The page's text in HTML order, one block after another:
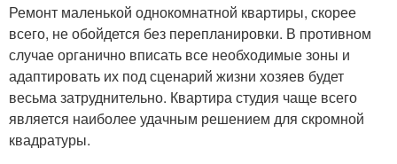
Ремонт маленькой однокомнатной квартиры, скорее
всего, не обойдется без перепланировки. В противном
случае органично вписать все необходимые зоны и
адаптировать их под сценарий жизни хозяев будет
весьма затруднительно. Квартира студия чаще всего
является наиболее удачным решением для скромной
квадратуры.